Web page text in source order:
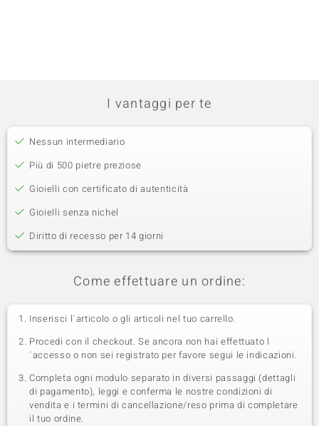
I vantaggi per te
Nessun intermediario
Più di 500 pietre preziose
Gioielli con certificato di autenticità
Gioielli senza nichel
Diritto di recesso per 14 giorni
Come effettuare un ordine:
Inserisci l´articolo o gli articoli nel tuo carrello.
Procedi con il checkout. Se ancora non hai effettuato l
´accesso o non sei registrato per favore segui le indicazioni.
Completa ogni modulo separato in diversi passaggi (dettagli
di pagamento), leggi e conferma le nostre condizioni di
vendita e i termini di cancellazione/reso prima di completare
il tuo ordine.